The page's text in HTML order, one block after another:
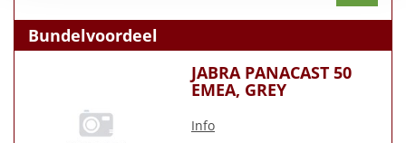
Bundelvoordeel
JABRA PANACAST 50
EMEA, GREY
Info